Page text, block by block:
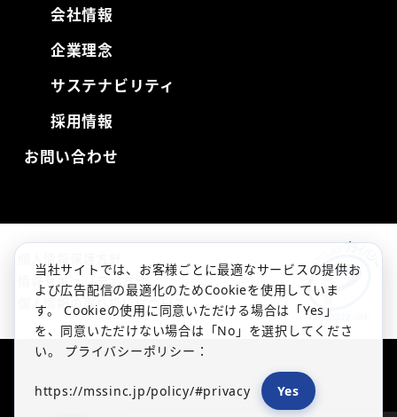
会社情報
企業理念
サステナビリティ
採用情報
お問い合わせ
情報セキュリティ方針
個人情報の取り扱いについて
当社サイトでは、お客様ごとに最適なサービスの提供お
よび広告配信の最適化のためCookieを使用していま
す。 Cookieの使用に同意いただける場合は「Yes」
を、同意いただけない場合は「No」を選択してくださ
い。 プライバシーポリシー：
https://mssinc.jp/policy/#privacy Yes